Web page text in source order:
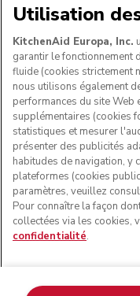
forme du robot
Utilisation
KitchenAid Europa, Inc.
garantir le fonctionnement
fluide (cookies strictement
nous utilisons également
performances du site
supplémentaires (cookies
statistiques et mesurer
présenter des publicités
habitudes de navigation, y
plateformes (cookies
paramètres, veuillez
Pour connaître la façon
collectées via les cookies,
confidentialité.